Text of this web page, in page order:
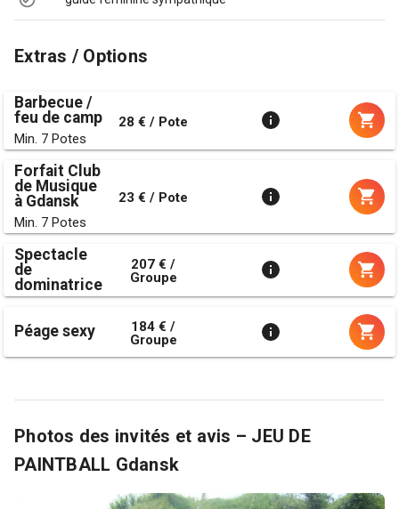
Extras / Options
Barbecue /
feu de camp
Min. 7 Potes
28 € / Pote
Forfait Club
de Musique
à Gdansk
Min. 7 Potes
23 € / Pote
Spectacle
de
dominatrice
207 € /
Groupe
Péage sexy
184 € /
Groupe
Photos des invités et avis – JEU DE
PAINTBALL Gdansk